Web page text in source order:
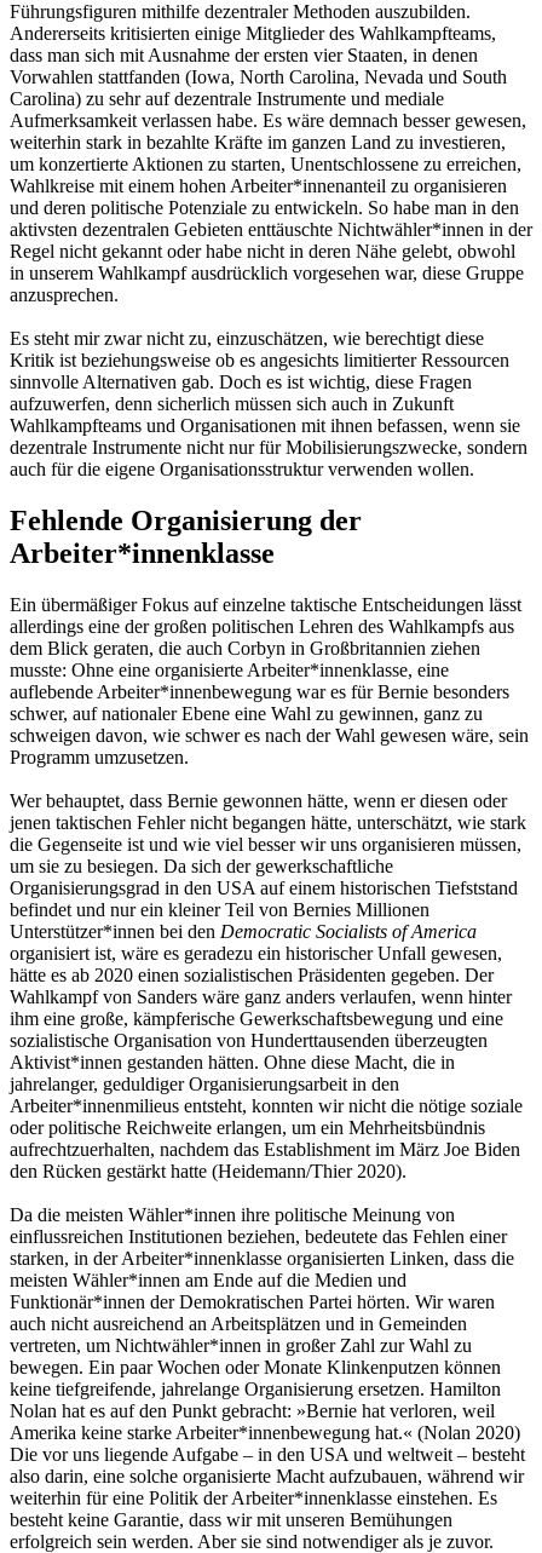
Führungsfiguren mithilfe dezentraler Methoden auszubilden.
Andererseits kritisierten einige Mitglieder des Wahlkampfteams,
dass man sich mit Ausnahme der ersten vier Staaten, in denen
Vorwahlen stattfanden (Iowa, North Carolina, Nevada und South
Carolina) zu sehr auf dezentrale Instrumente und mediale
Aufmerksamkeit verlassen habe. Es wäre demnach besser gewesen,
weiterhin stark in bezahlte Kräfte im ganzen Land zu investieren,
um konzertierte Aktionen zu starten, Unentschlossene zu erreichen,
Wahlkreise mit einem hohen Arbeiter*innenanteil zu organisieren
und deren politische Potenziale zu entwickeln. So habe man in den
aktivsten dezentralen Gebieten enttäuschte Nichtwähler*innen in der
Regel nicht gekannt oder habe nicht in deren Nähe gelebt, obwohl
in unserem Wahlkampf ausdrücklich vorgesehen war, diese Gruppe
anzusprechen.
Es steht mir zwar nicht zu, einzuschätzen, wie berechtigt diese
Kritik ist beziehungsweise ob es angesichts limitierter Ressourcen
sinnvolle Alternativen gab. Doch es ist wichtig, diese Fragen
aufzuwerfen, denn sicherlich müssen sich auch in Zukunft
Wahlkampfteams und Organisationen mit ihnen befassen, wenn sie
dezentrale Instrumente nicht nur für Mobilisierungszwecke, sondern
auch für die eigene Organisationsstruktur verwenden wollen.
Fehlende Organisierung der
Arbeiter*innenklasse
Ein übermäßiger Fokus auf einzelne taktische Entscheidungen lässt
allerdings eine der großen politischen Lehren des Wahlkampfs aus
dem Blick geraten, die auch Corbyn in Großbritannien ziehen
musste: Ohne eine organisierte Arbeiter*innenklasse, eine
auflebende Arbeiter*innenbewegung war es für Bernie besonders
schwer, auf nationaler Ebene eine Wahl zu gewinnen, ganz zu
schweigen davon, wie schwer es nach der Wahl gewesen wäre, sein
Programm umzusetzen.
Wer behauptet, dass Bernie gewonnen hätte, wenn er diesen oder
jenen taktischen Fehler nicht begangen hätte, unterschätzt, wie stark
die Gegenseite ist und wie viel besser wir uns organisieren müssen,
um sie zu besiegen. Da sich der gewerkschaftliche
Organisierungsgrad in den USA auf einem historischen Tiefststand
befindet und nur ein kleiner Teil von Bernies Millionen
Unterstützer*innen bei den Democratic Socialists of America
organisiert ist, wäre es geradezu ein historischer Unfall gewesen,
hätte es ab 2020 einen sozialistischen Präsidenten gegeben. Der
Wahlkampf von Sanders wäre ganz anders verlaufen, wenn hinter
ihm eine große, kämpferische Gewerkschaftsbewegung und eine
sozialistische Organisation von Hunderttausenden überzeugten
Aktivist*innen gestanden hätten. Ohne diese Macht, die in
jahrelanger, geduldiger Organisierungsarbeit in den
Arbeiter*innenmilieus entsteht, konnten wir nicht die nötige soziale
oder politische Reichweite erlangen, um ein Mehrheitsbündnis
aufrechtzuerhalten, nachdem das Establishment im März Joe Biden
den Rücken gestärkt hatte (Heidemann/Thier 2020).
Da die meisten Wähler*innen ihre politische Meinung von
einflussreichen Institutionen beziehen, bedeutete das Fehlen einer
starken, in der Arbeiter*innenklasse organisierten Linken, dass die
meisten Wähler*innen am Ende auf die Medien und
Funktionär*innen der Demokratischen Partei hörten. Wir waren
auch nicht ausreichend an Arbeitsplätzen und in Gemeinden
vertreten, um Nichtwähler*innen in großer Zahl zur Wahl zu
bewegen. Ein paar Wochen oder Monate Klinkenputzen können
keine tiefgreifende, jahrelange Organisierung ersetzen. Hamilton
Nolan hat es auf den Punkt gebracht: »Bernie hat verloren, weil
Amerika keine starke Arbeiter*innenbewegung hat.« (Nolan 2020)
Die vor uns liegende Aufgabe – in den USA und weltweit – besteht
also darin, eine solche organisierte Macht aufzubauen, während wir
weiterhin für eine Politik der Arbeiter*innenklasse einstehen. Es
besteht keine Garantie, dass wir mit unseren Bemühungen
erfolgreich sein werden. Aber sie sind notwendiger als je zuvor.